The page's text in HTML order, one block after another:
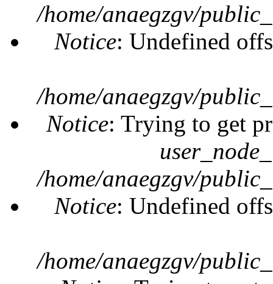
/home/anaegzgv/
Notice: Undefined
/home/anaegzgv/
Notice: Trying to get
/home/anaegzgv/
Notice: Undefined
/home/anaegzgv/